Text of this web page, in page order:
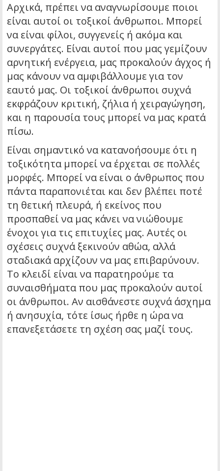
Αρχικά, πρέπει να αναγνωρίσουμε ποιοι
είναι αυτοί οι τοξικοί άνθρωποι. Μπορεί
να είναι φίλοι, συγγενείς ή ακόμα και
συνεργάτες. Είναι αυτοί που μας γεμίζουν
αρνητική ενέργεια, μας προκαλούν άγχος ή
μας κάνουν να αμφιβάλλουμε για τον
εαυτό μας. Οι τοξικοί άνθρωποι συχνά
εκφράζουν κριτική, ζήλια ή χειραγώγηση,
και η παρουσία τους μπορεί να μας κρατά
πίσω.
Είναι σημαντικό να κατανοήσουμε ότι η
τοξικότητα μπορεί να έρχεται σε πολλές
μορφές. Μπορεί να είναι ο άνθρωπος που
πάντα παραπονιέται και δεν βλέπει ποτέ
τη θετική πλευρά, ή εκείνος που
προσπαθεί να μας κάνει να νιώθουμε
ένοχοι για τις επιτυχίες μας. Αυτές οι
σχέσεις συχνά ξεκινούν αθώα, αλλά
σταδιακά αρχίζουν να μας επιβαρύνουν.
Το κλειδί είναι να παρατηρούμε τα
συναισθήματα που μας προκαλούν αυτοί
οι άνθρωποι. Αν αισθάνεστε συχνά άσχημα
ή ανησυχία, τότε ίσως ήρθε η ώρα να
επανεξετάσετε τη σχέση σας μαζί τους.